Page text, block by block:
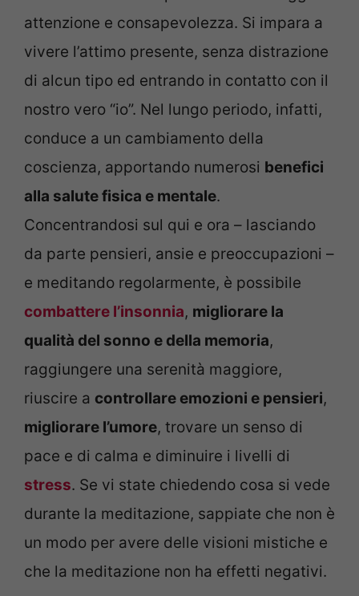
attenzione e consapevolezza. Si impara a
vivere l’attimo presente, senza distrazione
di alcun tipo ed entrando in contatto con il
nostro vero “io”. Nel lungo periodo, infatti,
conduce a un cambiamento della
coscienza, apportando numerosi benefici
alla salute fisica e mentale.
Concentrandosi sul qui e ora – lasciando
da parte pensieri, ansie e preoccupazioni –
e meditando regolarmente, è possibile
combattere l’insonnia, migliorare la
qualità del sonno e della memoria,
raggiungere una serenità maggiore,
riuscire a controllare emozioni e pensieri,
migliorare l’umore, trovare un senso di
pace e di calma e diminuire i livelli di
stress. Se vi state chiedendo cosa si vede
durante la meditazione, sappiate che non è
un modo per avere delle visioni mistiche e
che la meditazione non ha effetti negativi.